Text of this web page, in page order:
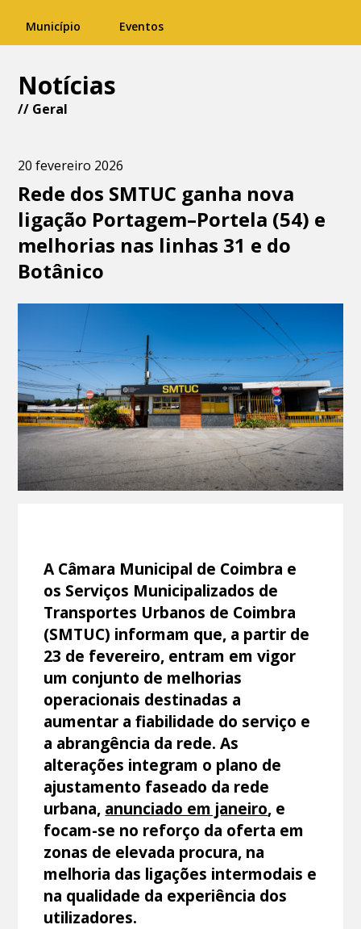
Município Eventos
Notícias
// Geral
20 fevereiro 2026
Rede dos SMTUC ganha nova
ligação Portagem–Portela (54) e
melhorias nas linhas 31 e do
Botânico
A Câmara Municipal de Coimbra e
os Serviços Municipalizados de
Transportes Urbanos de Coimbra
(SMTUC) informam que, a partir de
23 de fevereiro, entram em vigor
um conjunto de melhorias
operacionais destinadas a
aumentar a fiabilidade do serviço e
a abrangência da rede. As
alterações integram o plano de
ajustamento faseado da rede
urbana, anunciado em janeiro, e
focam-se no reforço da oferta em
zonas de elevada procura, na
melhoria das ligações intermodais e
na qualidade da experiência dos
utilizadores.